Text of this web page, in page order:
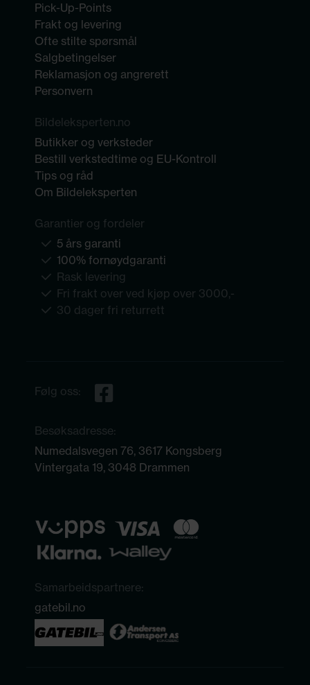
Pick-Up-Points
Frakt og levering
Ofte stilte spørsmål
Salgbetingelser
Reklamasjon og angrerett
Personvern
Bildeleksperten.no
Butikker og verksteder
Bestill verkstedtime og EU-Kontroll
Tips og råd
Om Bildeleksperten
Garantier og fordeler
5 års garanti
100% fornøydgaranti
Rask levering
Fri frakt over ved kjøp over 3000,-
30 dager fri returrett
Følg oss:
Besøksadresse:
Numedalsvegen 76, 3617 Kongsberg
Vintergata 19, 3048 Drammen
Samarbeidspartnere:
gatebil.no